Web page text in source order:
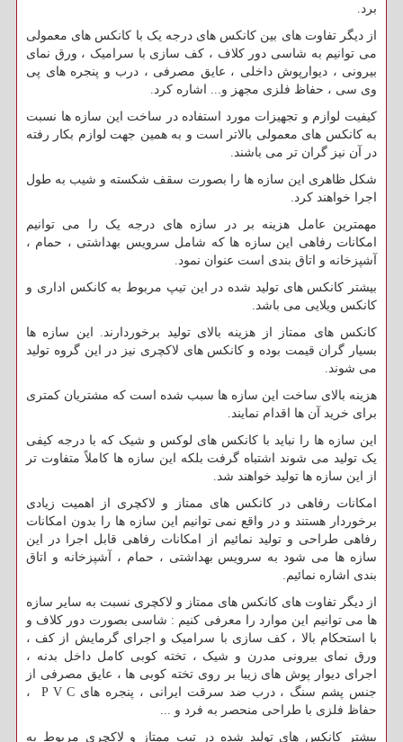
برد.
از دیگر تفاوت های بین کانکس های درجه یک با کانکس های معمولی
می توانیم به شاسی دور کلاف ، کف سازی با سرامیک ، ورق نمای
بیرونی ، دیوارپوش داخلی ، عایق مصرفی ، درب و پنجره های پی
وی سی ، حفاظ فلزی مجهز و... اشاره کرد.
کیفیت لوازم و تجهیزات مورد استفاده در ساخت این سازه ها نسبت
به کانکس های معمولی بالاتر است و به همین جهت لوازم بکار رفته
در آن نیز گران تر می باشند.
شکل ظاهری این سازه ها را بصورت سقف شکسته و شیب به طول
اجرا خواهند کرد.
مهمترین عامل هزینه بر در سازه های درجه یک را می توانیم
امکانات رفاهی این سازه ها که شامل سرویس بهداشتی ، حمام ،
آشپزخانه و اتاق بندی است عنوان نمود.
بیشتر کانکس های تولید شده در این تیپ مربوط به کانکس اداری و
کانکس ویلایی می باشد.
کانکس های ممتاز از هزینه بالای تولید برخوردارند. این سازه ها
بسیار گران قیمت بوده و کانکس های لاکچری نیز در این گروه تولید
می شوند.
هزینه بالای ساخت این سازه ها سبب شده است که مشتریان کمتری
برای خرید آن ها اقدام نمایند.
این سازه ها را نباید با کانکس های لوکس و شیک که با درجه کیفی
یک تولید می شوند اشتباه گرفت بلکه این سازه ها کاملاً متفاوت تر
از این سازه ها تولید خواهند شد.
امکانات رفاهی در کانکس های ممتاز و لاکچری از اهمیت زیادی
برخوردار هستند و در واقع نمی توانیم این سازه ها را بدون امکانات
رفاهی طراحی و تولید نمائیم از امکانات رفاهی قابل اجرا در این
سازه ها می شود به سرویس بهداشتی ، حمام ، آشپزخانه و اتاق
بندی اشاره نمائیم.
از دیگر تفاوت های کانکس های ممتاز و لاکچری نسبت به سایر سازه
ها می توانیم این موارد را معرفی کنیم : شاسی بصورت دور کلاف و
با استحکام بالا ، کف سازی با سرامیک و اجرای گرمایش از کف ،
ورق نمای بیرونی مدرن و شیک ، تخته کوبی کامل داخل بدنه ،
اجرای دیوار پوش های زیبا بر روی تخته کوبی ها ، عایق مصرفی از
جنس پشم سنگ ، درب ضد سرقت ایرانی ، پنجره های P V C ،
حفاظ فلزی با طراحی منحصر به فرد و ...
بیشتر کانکس های تولید شده در تیپ ممتاز و لاکچری مربوط به